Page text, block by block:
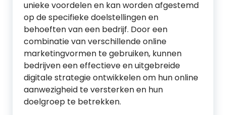
unieke voordelen en kan worden afgestemd
op de specifieke doelstellingen en
behoeften van een bedrijf. Door een
combinatie van verschillende online
marketingvormen te gebruiken, kunnen
bedrijven een effectieve en uitgebreide
digitale strategie ontwikkelen om hun online
aanwezigheid te versterken en hun
doelgroep te betrekken.